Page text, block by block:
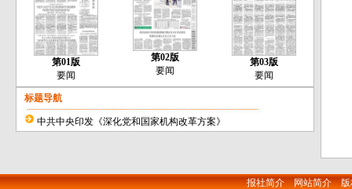
第01版
要闻
第02版
要闻
第03版
要闻
标题导航
中共中央印发《深化党和国家机构改革方案》
报社简介 网站简介